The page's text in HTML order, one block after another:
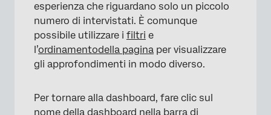
esperienza che riguardano solo un piccolo
numero di intervistati. È comunque
possibile utilizzare i filtri e
l’ordinamentodella pagina per visualizzare
gli approfondimenti in modo diverso.
Per tornare alla dashboard, fare clic sul
nome della dashboard nella barra di